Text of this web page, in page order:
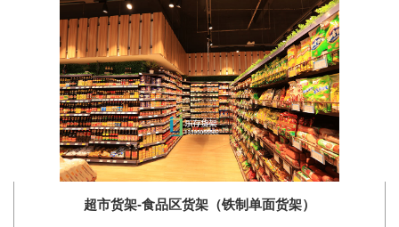
超市货架-食品区货架（铁制单面货架）